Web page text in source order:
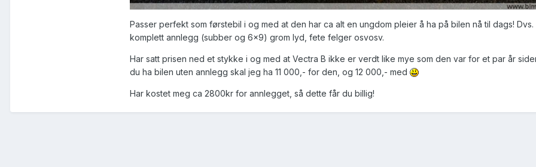
Passer perfekt som førstebil i og med at den har ca alt en ungdom pleier å ha på bilen nå til dags!
komplett annlegg (subber og 6x9) grom lyd, fete felger osvosv.
Har satt prisen ned et stykke i og med at Vectra B ikke er verdt like mye som den var for et par år
du ha bilen uten annlegg skal jeg ha 11 000,- for den, og 12 000,- med
Har kostet meg ca 2800kr for annlegget, så dette får du billig!